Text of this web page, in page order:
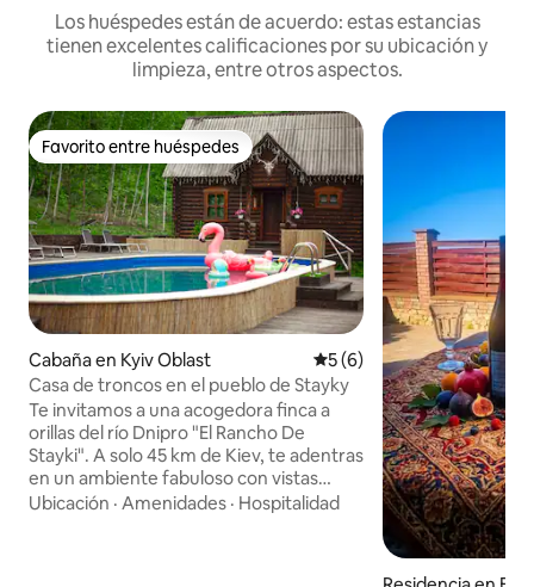
Los huéspedes están de acuerdo: estas estancias
tienen excelentes calificaciones por su ubicación y
limpieza, entre otros aspectos.
Favorito entre huéspedes
Favorito entre huéspedes
Cabaña en Kyiv Oblast Calificación promedio: 5
5 (6)
Casa de troncos en el pueblo de Stayky
Te invitamos a una acogedora finca a
orillas del río Dnipro "El Rancho De
Stayki". A solo 45 km de Kiev, te adentras
en un ambiente fabuloso con vistas
pintorescas y una casa acogedora desde
Ubicación · Amenidades · Hospitalidad